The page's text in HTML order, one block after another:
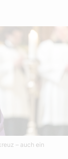
– auch ein